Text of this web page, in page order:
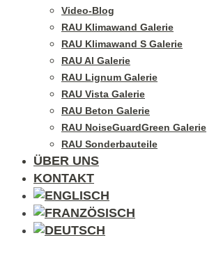
Video-Blog
RAU Klimawand Galerie
RAU Klimawand S Galerie
RAU Al Galerie
RAU Lignum Galerie
RAU Vista Galerie
RAU Beton Galerie
RAU NoiseGuardGreen Galerie
RAU Sonderbauteile
ÜBER UNS
KONTAKT